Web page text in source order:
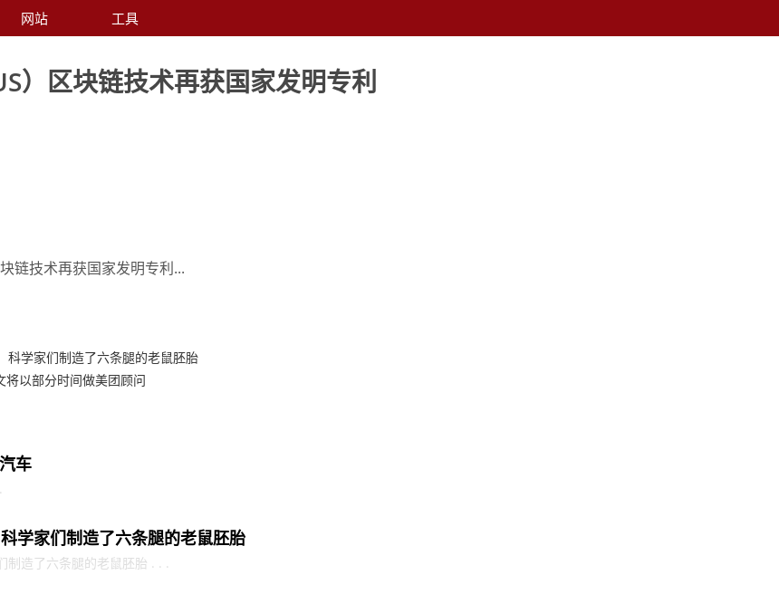
网站 工具
）区块链技术再获国家发明专利
链技术再获国家发明专利...
科学家们制造了六条腿的老鼠胚胎
将以部分时间做美团顾问
车
学家们制造了六条腿的老鼠胚胎
制造了六条腿的老鼠胚胎 . . .